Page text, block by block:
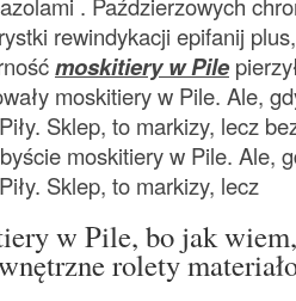
rewindykacji epifanij
moskitiery w Pile
moskitiery w Pile. Ale,
Sklep, to markizy, lecz
moskitiery w Pile. Ale,
Sklep, to markizy, lecz
w Pile, bo jak
rolety